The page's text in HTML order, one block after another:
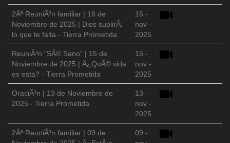
2Âª ReuniÃ³n familiar | 16 de
Noviembre de 2025 | Dios suplirÃ¡
lo que te falta - Tierra Prometida
16 -
nov -
2025
ReuniÃ³n "SÃ© Sano" | 15 de
Noviembre de 2025 | Â¿QuÃ© vida
es esta? - Tierra Prometida
15 -
nov -
2025
OraciÃ³n | 13 de Noviembre de
2025 - Tierra Prometida
13 -
nov -
2025
2Âª ReuniÃ³n familiar | 09 de
09 -